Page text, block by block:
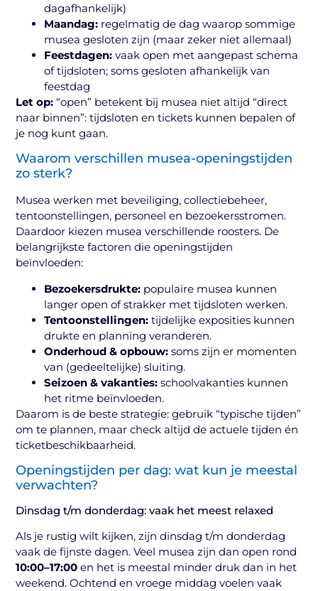
dagafhankelijk)
Maandag: regelmatig de dag waarop sommige
musea gesloten zijn (maar zeker niet allemaal)
Feestdagen: vaak open met aangepast schema
of tijdsloten; soms gesloten afhankelijk van
feestdag
Let op: “open” betekent bij musea niet altijd “direct
naar binnen”: tijdsloten en tickets kunnen bepalen of
je nog kunt gaan.
Waarom verschillen musea-openingstijden
zo sterk?
Musea werken met beveiliging, collectiebeheer,
tentoonstellingen, personeel en bezoekersstromen.
Daardoor kiezen musea verschillende roosters. De
belangrijkste factoren die openingstijden
beïnvloeden:
Bezoekersdrukte: populaire musea kunnen
langer open of strakker met tijdsloten werken.
Tentoonstellingen: tijdelijke exposities kunnen
drukte en planning veranderen.
Onderhoud & opbouw: soms zijn er momenten
van (gedeeltelijke) sluiting.
Seizoen & vakanties: schoolvakanties kunnen
het ritme beïnvloeden.
Daarom is de beste strategie: gebruik “typische tijden”
om te plannen, maar check altijd de actuele tijden én
ticketbeschikbaarheid.
Openingstijden per dag: wat kun je meestal
verwachten?
Dinsdag t/m donderdag: vaak het meest relaxed
Als je rustig wilt kijken, zijn dinsdag t/m donderdag
vaak de fijnste dagen. Veel musea zijn dan open rond
10:00–17:00 en het is meestal minder druk dan in het
weekend. Ochtend en vroege middag voelen vaak